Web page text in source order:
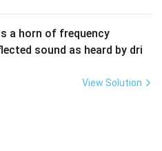
a horn of frequency
0
\,
sound as heard by dri
View Solution